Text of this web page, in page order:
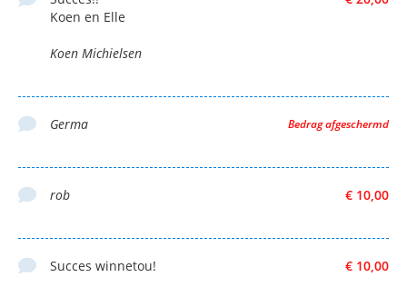
Koen en Elle
Koen Michielsen
Bedrag afgeschermd
Germa
€ 10,00
rob
€ 10,00
Succes winnetou!